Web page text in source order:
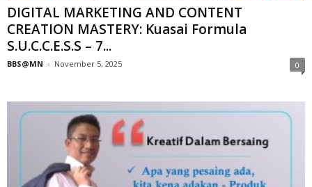
DIGITAL MARKETING AND CONTENT
CREATION MASTERY: Kuasai Formula
S.U.C.C.E.S.S – 7...
BBS@MN - November 5, 2025 0